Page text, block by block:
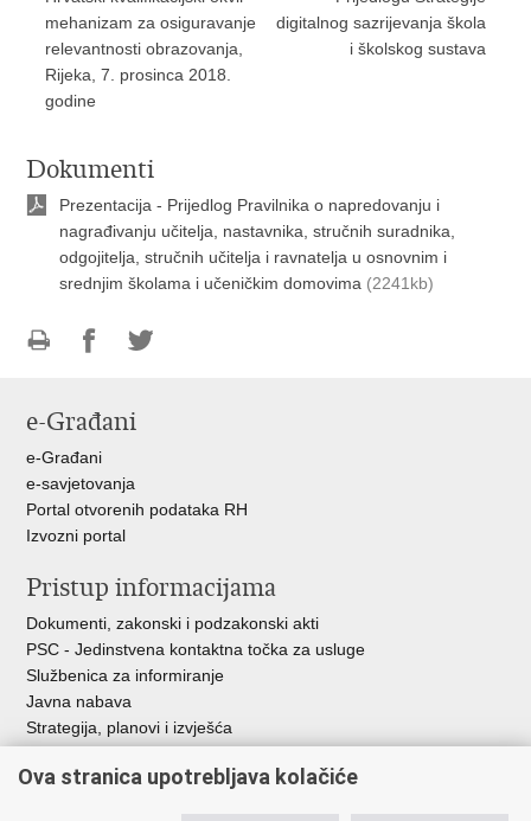
mehanizam za osiguravanje
relevantnosti obrazovanja,
Rijeka, 7. prosinca 2018.
godine
digitalnog sazrijevanja škola
i školskog sustava
Dokumenti
Prezentacija - Prijedlog Pravilnika o napredovanju i
nagrađivanju učitelja, nastavnika, stručnih suradnika,
odgojitelja, stručnih učitelja i ravnatelja u osnovnim i
srednjim školama i učeničkim domovima (2241kb)
FacebookuTwitteru
e-Građani
e-Građani
e-savjetovanja
Portal otvorenih podataka RH
Izvozni portal
Pristup informacijama
Dokumenti, zakonski i podzakonski akti
PSC - Jedinstvena kontaktna točka za usluge
Službenica za informiranje
Javna nabava
Strategija, planovi i izvješća
Ova stranica upotrebljava kolačiće